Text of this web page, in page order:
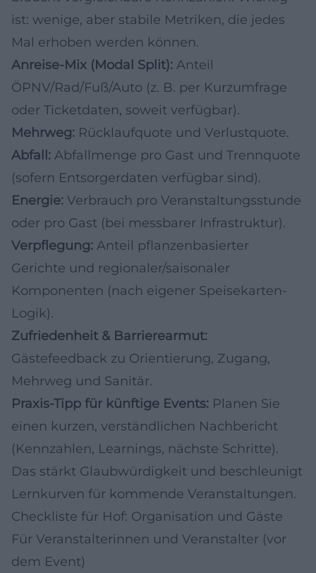
ist: wenige, aber stabile Metriken, die jedes
Mal erhoben werden können.
Anreise-Mix (Modal Split): Anteil
ÖPNV/Rad/Fuß/Auto (z. B. per Kurzumfrage
oder Ticketdaten, soweit verfügbar).
Mehrweg: Rücklaufquote und Verlustquote.
Abfall: Abfallmenge pro Gast und Trennquote
(sofern Entsorgerdaten verfügbar sind).
Energie: Verbrauch pro Veranstaltungsstunde
oder pro Gast (bei messbarer Infrastruktur).
Verpflegung: Anteil pflanzenbasierter
Gerichte und regionaler/saisonaler
Komponenten (nach eigener Speisekarten-
Logik).
Zufriedenheit & Barrierearmut:
Gästefeedback zu Orientierung, Zugang,
Mehrweg und Sanitär.
Praxis-Tipp für künftige Events: Planen Sie
einen kurzen, verständlichen Nachbericht
(Kennzahlen, Learnings, nächste Schritte).
Das stärkt Glaubwürdigkeit und beschleunigt
Lernkurven für kommende Veranstaltungen.
Checkliste für Hof: Organisation und Gäste
Für Veranstalterinnen und Veranstalter (vor
dem Event)